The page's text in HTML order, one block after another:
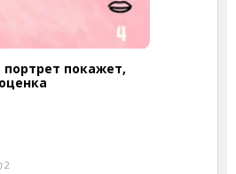
покажет,
2